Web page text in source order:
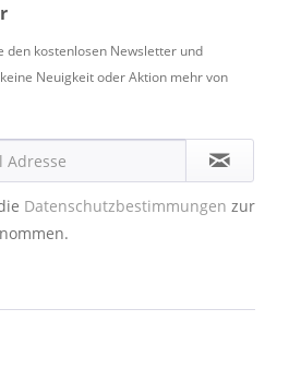
den kostenlosen Newsletter und
Neuigkeit oder Aktion mehr von
Datenschutzbestimmungen zur